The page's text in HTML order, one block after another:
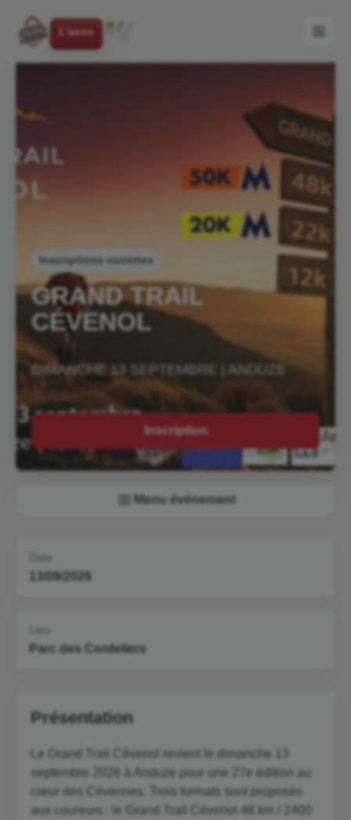
L'asso
Inscriptions ouvertes
GRAND TRAIL
CÉVENOL
DIMANCHE 13 SEPTEMBRE | ANDUZE
Inscription
Menu événement
13/09/2026
Parc des Cordeliers
Présentation
Le Grand Trail Cévenol revient le dimanche 13
septembre 2026 à Anduze pour une 27e édition au
cœur des Cévennes. Trois formats sont proposés
aux coureurs : le Grand Trail Cévenol 48 km / 2400